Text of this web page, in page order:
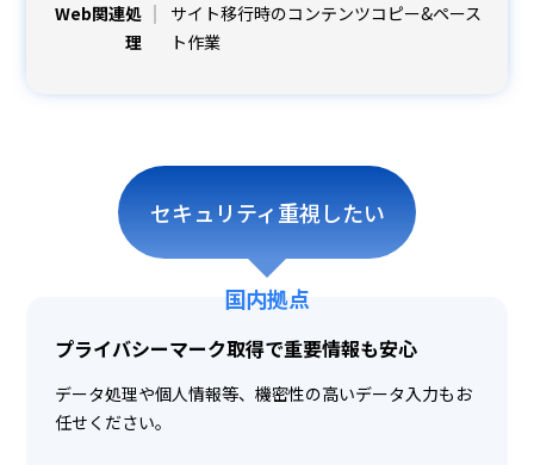
Web関連処
理
サイト移行時のコンテンツコピー&ペース
ト作業
セキュリティ重視したい
国内拠点
プライバシーマーク取得で重要情報も安心
データ処理や個人情報等、機密性の高いデータ入力もお
任せください。